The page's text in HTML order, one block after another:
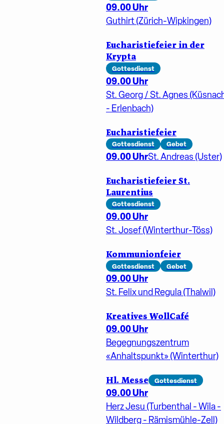
09.00 Uhr
Guthirt (Zürich-Wipkingen)
Eucharistiefeier in der
Krypta
Gottesdienst
09.00 Uhr
St. Georg / St. Agnes
- Erlenbach)
Eucharistiefeier
Gottesdienst Gebet
09.00 UhrSt. Andreas (Uster)
Eucharistiefeier St.
Laurentius
Gottesdienst
09.00 Uhr
St. Josef (Winterthur-Töss)
Kommunionfeier
Gottesdienst Gebet
09.00 Uhr
St. Felix und Regula (Thalwil)
Kreatives WollCafé
09.00 Uhr
Begegnungszentrum
«Anhaltspunkt» (Winterthur)
Hl. Messe Gottesdienst
09.00 Uhr
Herz Jesu (Turbenthal - Wila -
Wildberg - Rämismühle-Zell)